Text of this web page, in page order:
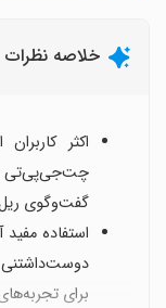
خلاصه نظرات
اکثر
چت‌جی‌پی‌تی
گفت‌وگوی
استفاده
دوست‌داشتنی
برای